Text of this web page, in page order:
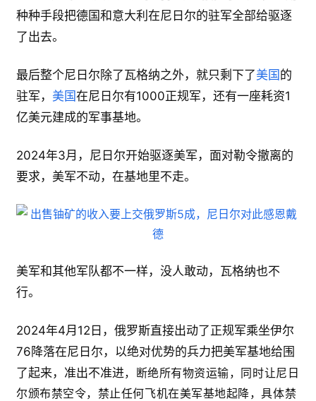
种种手段把德国和意大利在尼日尔的驻军全部给驱逐
了出去。
最后整个尼日尔除了瓦格纳之外，就只剩下了美国 的
驻军， 美国在尼日尔有1000正规军，还有一座耗资1
亿美元建成的军事基地。
2024年3月，尼日尔开始驱逐美军，面对勒令撤离的
要求，美军不动，在基地里不走。
美军和其他军队都不一样，没人敢动，瓦格纳也不
行。
2024年4月12日，俄罗斯直接出动了正规军乘坐伊尔
76降落在尼日尔，以绝对优势的兵力把美军基地给围
了起来，准出不准进，断绝所有物资运输，同时让尼日
尔颁布禁空令，禁止任何飞机在美军基地起降，具体禁